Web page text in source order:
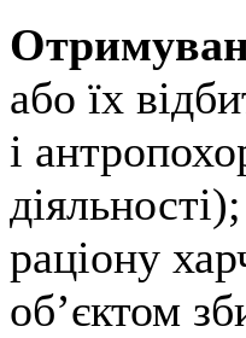
або їх
і
раціону
об’єктом